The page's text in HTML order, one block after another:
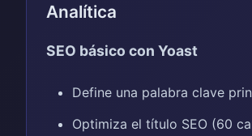
Analítica
SEO básico con Yoast
Define una palabra clave
Optimiza el título SEO (60